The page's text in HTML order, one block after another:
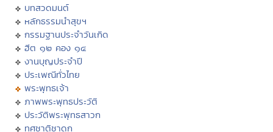
บทสวดมนต์
หลักธรรมนำสุขฯ
กรรมฐานประจำวันเกิด
ฮีต ๑๒ คอง ๑๔
งานบุญประจำปี
ประเพณีทั่วไทย
พระพุทธเจ้า
ภาพพระพุทธประวัติ
ประวัติพระพุทธสาวก
ทศชาติชาดก